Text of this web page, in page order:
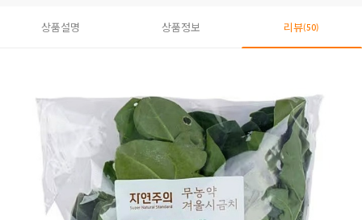
상품설명 상품정보 리뷰(50)